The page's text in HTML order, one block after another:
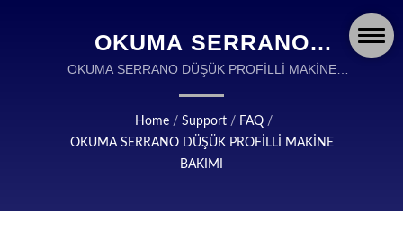
OKUMA SERRANO
DÜŞÜK PROFİLLİ MAKİNE
BAKIMI | OKUMA
FISHING: HER MACERA
IÇIN HASSAS
OKUMA SERRANO DÜŞÜK PROFİLLİ MAKİNE
BALIK AVI ALETLERİNİN TASARIMI VE
ÜRETİMİNDE DÜNYA ÇAPINDA BİR LİDERDİR.
Home / Support / FAQ /
OKUMA SERRANO DÜŞÜK PROFİLLİ MAKİNE
BAKIMI